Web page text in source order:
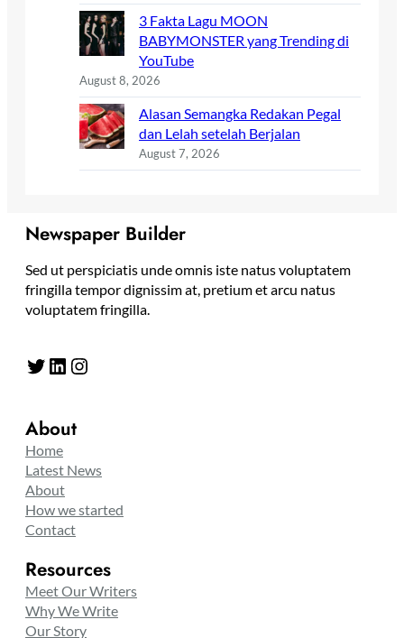
3 Fakta Lagu MOON
BABYMONSTER yang Trending di
YouTube
August 8, 2026
Alasan Semangka Redakan Pegal
dan Lelah setelah Berjalan
August 7, 2026
Newspaper Builder
Sed ut perspiciatis unde omnis iste natus voluptatem
fringilla tempor dignissim at, pretium et arcu natus
voluptatem fringilla.
Twitter LinkedIn Instagram
About
Home
Latest News
About
How we started
Contact
Resources
Meet Our Writers
Why We Write
Our Story